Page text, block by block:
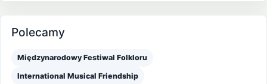
Polecamy
Międzynarodowy Festiwal Folkloru
International Musical Friendship